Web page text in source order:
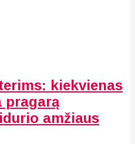
kiekvienas
pragarą
amžiaus